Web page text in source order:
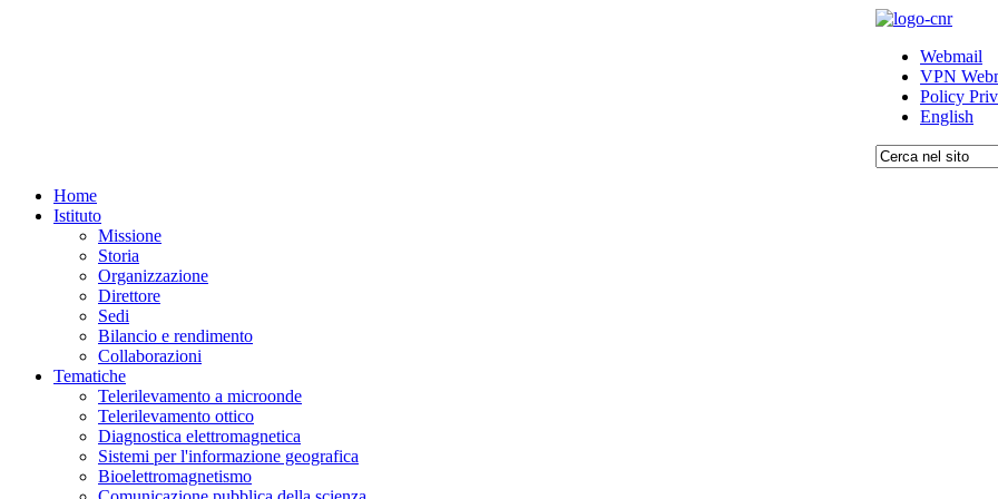
Webmail
VPN
Policy
English
Home
Istituto
Missione
Storia
Organizzazione
Direttore
Sedi
Bilancio e rendimento
Collaborazioni
Tematiche
Telerilevamento a microonde
Telerilevamento ottico
Diagnostica elettromagnetica
Sistemi per l'informazione geografica
Bioelettromagnetismo